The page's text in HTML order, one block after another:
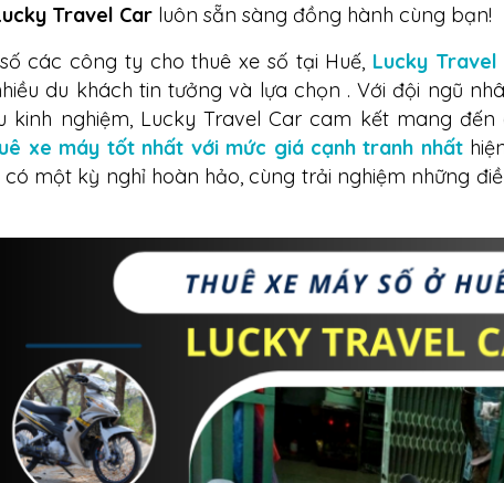
Travel Car luôn sẵn sàng đồng hành cùng bạn!
các công ty cho thuê xe số tại Huế, Lucky Travel
du khách tin tưởng và lựa chọn . Với đội ngũ
kinh nghiệm, Lucky Travel Car cam kết mang
xe máy tốt nhất với mức giá cạnh tranh nhất
có một kỳ nghỉ hoàn hảo, cùng trải nghiệm những